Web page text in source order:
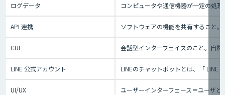
ログデータ コンピュータや通信機器が一定の処
API 連携 ソフトウェアの機能を共有すること
CUI 会話型インターフェイスのこと。自
LINE 公式アカウント LINEのチャットボットとは、「 LINE
UI/UX ユーザーインターフェース＝ユーザ